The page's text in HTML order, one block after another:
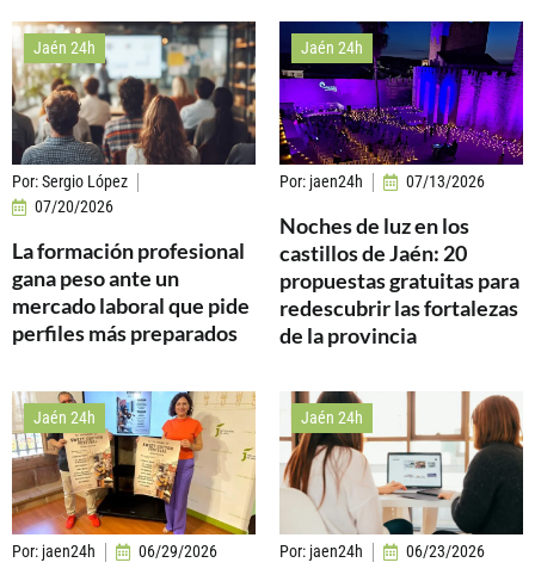
Jaén 24h
Por:Sergio López
07/20/2026
La formación profesional
gana peso ante un
mercado laboral que pide
perfiles más preparados
Jaén 24h
Por: jaen24h 07/13/2026
Noches de luz en los
castillos de Jaén: 20
propuestas gratuitas para
redescubrir las fortalezas
de la provincia
Jaén 24h
Por: jaen24h 06/29/2026
Jaén 24h
Por: jaen24h 06/23/2026